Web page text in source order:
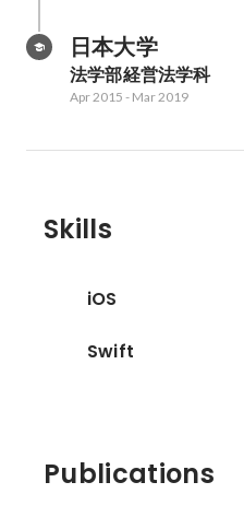
日本大学
法学部経営法学科
Apr 2015 - Mar 2019
Skills
iOS
Swift
Publications